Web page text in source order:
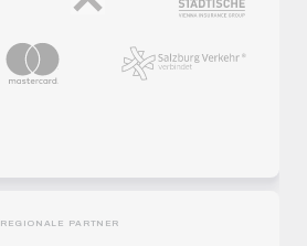
REGIONALE PARTNER